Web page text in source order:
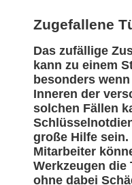
Zugefallene
Das zufällige
kann zu einem
besonders
Inneren der
solchen Fällen
große Hilfe sein.
Mitarbeiter
Werkzeugen die
ohne dabei